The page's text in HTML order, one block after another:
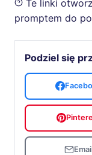
Te linki
promptem do
Podziel się